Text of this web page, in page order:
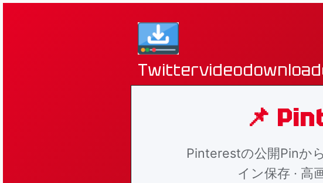
📌
Pinterestの公開Pinか
イン保存 · 高